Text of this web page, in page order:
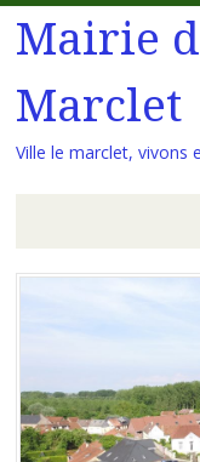
Mairie
Marclet
Ville le marclet, vivons
Aller